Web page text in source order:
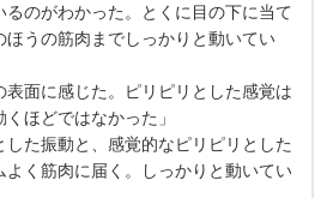
るのがわかった。とくに目の下に当て
ほうの筋肉までしっかりと動いてい
表面に感じた。ピリピリとした感覚は
ほどではなかった」
した振動と、感覚的なピリピリとした
よく筋肉に届く。しっかりと動いてい